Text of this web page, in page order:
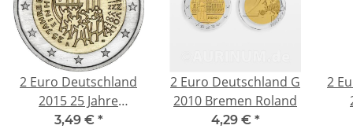
2 Euro Deutschland
2015 25 Jahre
Deutsche Einheit Mz.
3,49 € *
2 Euro Deutschland G
2010 Bremen Roland
4,29 € *
2